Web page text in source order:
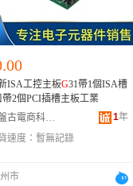
ISA工控主板G31帶1個ISA槽
帶2個PCI插槽主板工業
泉州市盤古電商科技有限公司
1年
速度： 暫無記錄
市